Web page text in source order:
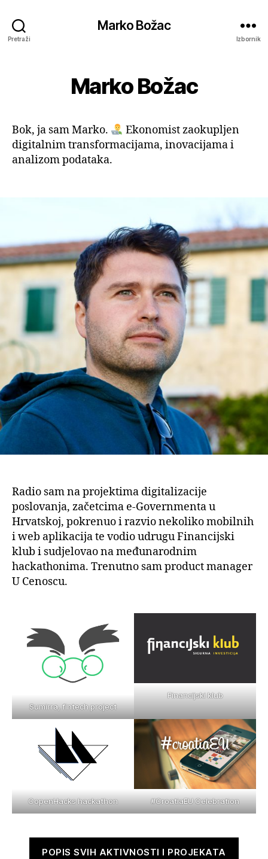
Pretraži
Marko Božac
Izbornik
Marko Božac
Bok, ja sam Marko.
Ekonomist zaokupljen
digitalnim transformacijama, inovacijama i
analizom podataka.
Radio sam na projektima digitalizacije
poslovanja, začetcima e-Governmenta u
Hrvatskoj, pokrenuo i razvio nekoliko mobilnih
i web aplikacija te vodio udrugu Financijski
klub i sudjelovao na međunarodnim
hackathonima. Trenutno sam product manager
U Cenoscu.
Sumirra, fintech project
Financijski klub
CopenHacks hackathon #CroatiaEU Celebration
POPIS SVIH AKTIVNOSTI I PROJEKATA